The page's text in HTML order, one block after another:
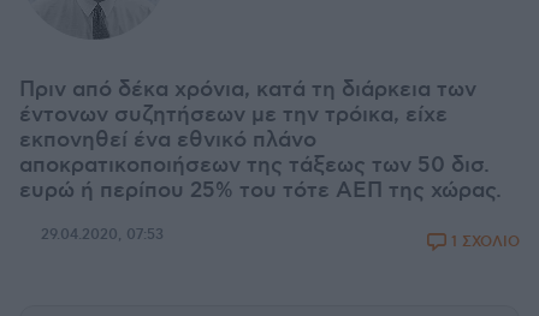
Πριν από δέκα χρόνια, κατά τη διάρκεια των
έντονων συζητήσεων με την τρόικα, είχε
εκπονηθεί ένα εθνικό πλάνο
αποκρατικοποιήσεων της τάξεως των 50 δισ.
ευρώ ή περίπου 25% του τότε ΑΕΠ της χώρας.
29.04.2020, 07:53 1 ΣΧΟΛΙΟ